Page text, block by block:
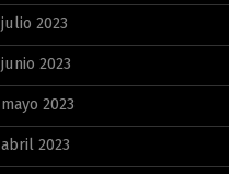
julio 2023
junio 2023
mayo 2023
abril 2023